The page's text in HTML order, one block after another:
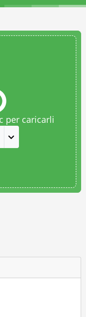
per caricarli